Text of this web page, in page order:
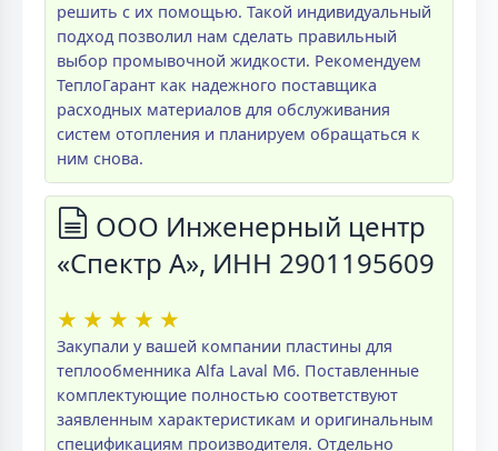
решить с их помощью. Такой индивидуальный
подход позволил нам сделать правильный
выбор промывочной жидкости. Рекомендуем
ТеплоГарант как надежного поставщика
расходных материалов для обслуживания
систем отопления и планируем обращаться к
ним снова.
ООО Инженерный центр
«Спектр А», ИНН 2901195609
★ ★ ★ ★ ★
Закупали у вашей компании пластины для
теплообменника Alfa Laval M6. Поставленные
комплектующие полностью соответствуют
заявленным характеристикам и оригинальным
спецификациям производителя. Отдельно